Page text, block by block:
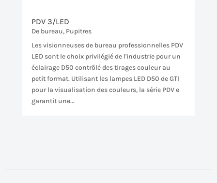
PDV 3/LED
De bureau, Pupitres
Les visionneuses de bureau professionnelles PDV
LED sont le choix privilégié de l'industrie pour un
éclairage D50 contrôlé des tirages couleur au
petit format. Utilisant les lampes LED D50 de GTI
pour la visualisation des couleurs, la série PDV e
garantit une...